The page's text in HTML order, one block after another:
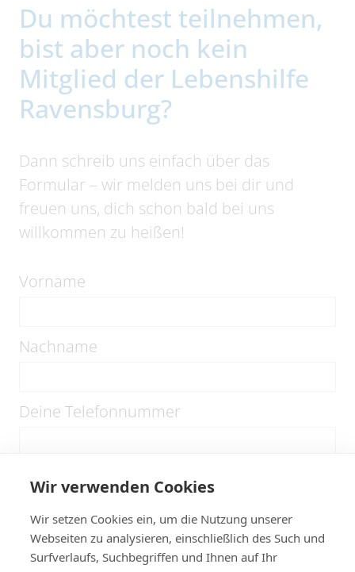
Wir verwenden Cookies
Wir setzen Cookies ein, um die Nutzung unserer
Webseiten zu analysieren, einschließlich des Such und
Surfverlaufs, Suchbegriffen und Ihnen auf Ihr
Du möchtest teilnehmen,
bist aber noch kein
Mitglied der Lebenshilfe
Ravensburg?
Dann schreib uns einfach über das
Formular – wir melden uns bei dir und
freuen uns, dich schon bald bei uns
willkommen zu heißen!
Vorname
Nachname
Deine Telefonnummer
Deine E-Mail-Adresse
Wer ist dein Notfallkontakt